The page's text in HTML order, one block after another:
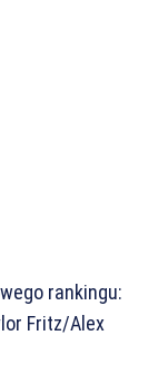
rankingu:
Fritz/Alex